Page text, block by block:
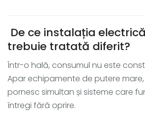
De ce instalația
trebuie tratată diferit?
Într-o hală, consumul nu este
Apar echipamente de putere
pornesc simultan și sisteme care
întregi fără oprire.